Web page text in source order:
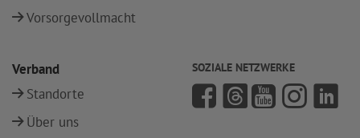
Vorsorgevollmacht
Verband
Standorte
Über uns
SOZIALE NETZWERKE